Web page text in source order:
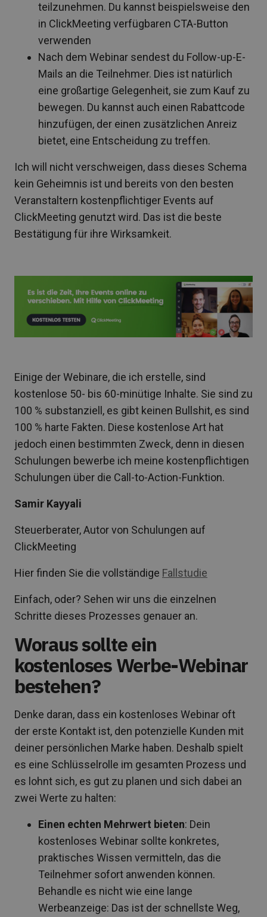
teilzunehmen. Du kannst beispielsweise den
in ClickMeeting verfügbaren CTA-Button
verwenden
Nach dem Webinar sendest du Follow-up-E-
Mails an die Teilnehmer. Dies ist natürlich
eine großartige Gelegenheit, sie zum Kauf zu
bewegen. Du kannst auch einen Rabattcode
hinzufügen, der einen zusätzlichen Anreiz
bietet, eine Entscheidung zu treffen.
Ich will nicht verschweigen, dass dieses Schema
kein Geheimnis ist und bereits von den besten
Veranstaltern kostenpflichtiger Events auf
ClickMeeting genutzt wird. Das ist die beste
Bestätigung für ihre Wirksamkeit.
Einige der Webinare, die ich erstelle, sind
kostenlose 50- bis 60-minütige Inhalte. Sie sind zu
100 % substanziell, es gibt keinen Bullshit, es sind
100 % harte Fakten. Diese kostenlose Art hat
jedoch einen bestimmten Zweck, denn in diesen
Schulungen bewerbe ich meine kostenpflichtigen
Schulungen über die Call-to-Action-Funktion.
Samir Kayyali
Steuerberater, Autor von Schulungen auf
ClickMeeting
Hier finden Sie die vollständige Fallstudie
Einfach, oder? Sehen wir uns die einzelnen
Schritte dieses Prozesses genauer an.
Woraus sollte ein
kostenloses Werbe-Webinar
bestehen?
Denke daran, dass ein kostenloses Webinar oft
der erste Kontakt ist, den potenzielle Kunden mit
deiner persönlichen Marke haben. Deshalb spielt
es eine Schlüsselrolle im gesamten Prozess und
es lohnt sich, es gut zu planen und sich dabei an
zwei Werte zu halten:
Einen echten Mehrwert bieten: Dein
kostenloses Webinar sollte konkretes,
praktisches Wissen vermitteln, das die
Teilnehmer sofort anwenden können.
Behandle es nicht wie eine lange
Werbeanzeige: Das ist der schnellste Weg,